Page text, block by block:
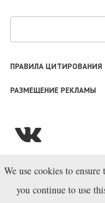
ПРАВИЛА ЦИТИРОВАНИЯ
РАЗМЕЩЕНИЕ РЕКЛАМЫ
© ООО
We use cookies to
you continue to use